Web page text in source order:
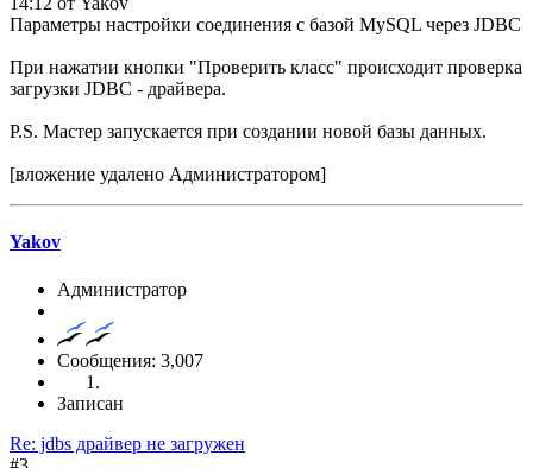
Параметры настройки соединения с базой MySQL через JDBC
При нажатии кнопки "Проверить класс" происходит проверка
загрузки JDBC - драйвера.
P.S. Мастер запускается при создании новой базы данных.
[вложение удалено Администратором]
Yakov
Администратор
Сообщения: 3,007
Записан
Re: jdbs драйвер не загружен